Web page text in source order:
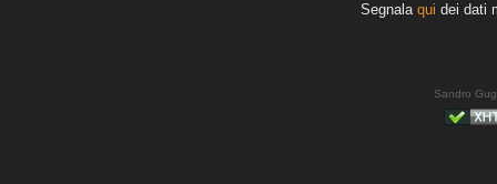
Segnala qui dei dati
Sandro